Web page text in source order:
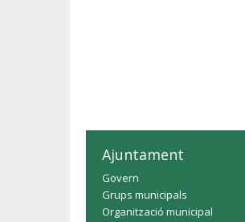
Ajuntament
Govern
Grups municipals
Organització municipal